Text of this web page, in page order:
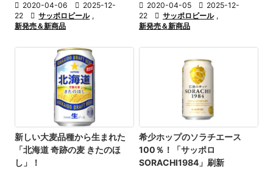
 2020-04-06  2025-12-
22
 サッポロビール ,
新発売＆新商品
 2020-04-05  2025-12-
22
 サッポロビール ,
新発売＆新商品
新しい大麦品種から生まれた
「北海道 奇跡の麦 きたのほ
し」！
希少ホップのソラチエース
100％！「サッポロ
SORACHI1984」刷新